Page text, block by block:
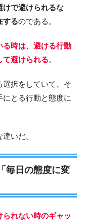
けで避けられるな
するのである。
る時は、避ける行動
て避けられる。
択をしていて、そ
とる行動と態度に
いだ。
毎日の態度に変
れない時のギャッ